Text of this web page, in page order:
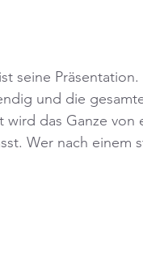
seine
und die
das Ganze von
Wer nach einem